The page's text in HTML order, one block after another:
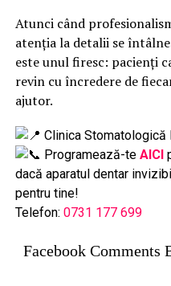
Atunci când
atenția la detalii se
este unul firesc: pacienți
revin cu încredere de
ajutor.
Clinica Stomatologică
Programează-te AICI
dacă aparatul dentar
pentru tine!
Telefon: 0731 177 699
Facebook Comments